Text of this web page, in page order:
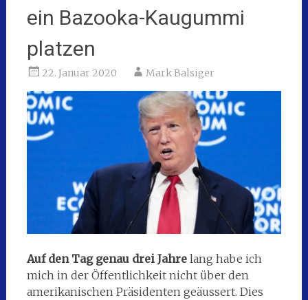
ein Bazooka-Kaugummi
platzen
22. Januar 2020 Mark Balsiger
Auf den Tag genau drei Jahrelang habe ich
mich in der Öffentlichkeit nicht über den
amerikanischen Präsidenten geäussert. Dies